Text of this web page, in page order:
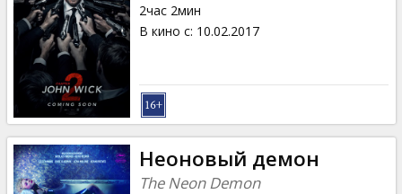
2час 2мин
В кино с: 10.02.2017
Неоновый демон
The Neon Demon